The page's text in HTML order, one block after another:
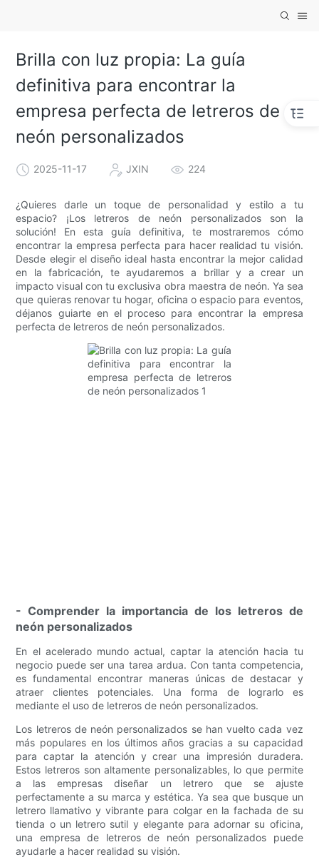
Brilla con luz propia: La guía
definitiva para encontrar la
empresa perfecta de letreros de
neón personalizados
2025-11-17 JXIN 224
¿Quieres darle un toque de personalidad y estilo a tu
espacio? ¡Los letreros de neón personalizados son la
solución! En esta guía definitiva, te mostraremos cómo
encontrar la empresa perfecta para hacer realidad tu visión.
Desde elegir el diseño ideal hasta encontrar la mejor calidad
en la fabricación, te ayudaremos a brillar y a crear un
impacto visual con tu exclusiva obra maestra de neón. Ya sea
que quieras renovar tu hogar, oficina o espacio para eventos,
déjanos guiarte en el proceso para encontrar la empresa
perfecta de letreros de neón personalizados.
- Comprender la importancia de los letreros de
neón personalizados
En el acelerado mundo actual, captar la atención hacia tu
negocio puede ser una tarea ardua. Con tanta competencia,
es fundamental encontrar maneras únicas de destacar y
atraer clientes potenciales. Una forma de lograrlo es
mediante el uso de letreros de neón personalizados.
Los letreros de neón personalizados se han vuelto cada vez
más populares en los últimos años gracias a su capacidad
para captar la atención y crear una impresión duradera.
Estos letreros son altamente personalizables, lo que permite
a las empresas diseñar un letrero que se ajuste
perfectamente a su marca y estética. Ya sea que busque un
letrero llamativo y vibrante para colgar en la fachada de su
tienda o un letrero sutil y elegante para adornar su oficina,
una empresa de letreros de neón personalizados puede
ayudarle a hacer realidad su visión.